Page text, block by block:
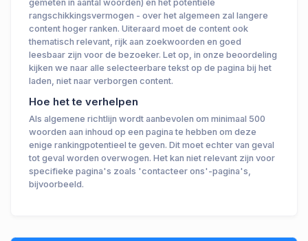
gemeten in aantal woorden) en het potentiële
rangschikkingsvermogen - over het algemeen zal langere
content hoger ranken. Uiteraard moet de content ook
thematisch relevant, rijk aan zoekwoorden en goed
leesbaar zijn voor de bezoeker. Let op, in onze beoordeling
kijken we naar alle selecteerbare tekst op de pagina bij het
laden, niet naar verborgen content.
Hoe het te verhelpen
Als algemene richtlijn wordt aanbevolen om minimaal 500
woorden aan inhoud op een pagina te hebben om deze
enige rankingpotentieel te geven. Dit moet echter van geval
tot geval worden overwogen. Het kan niet relevant zijn voor
specifieke pagina's zoals 'contacteer ons'-pagina's,
bijvoorbeeld.